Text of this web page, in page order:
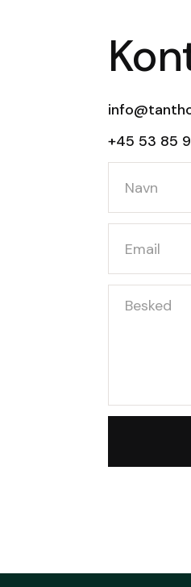
+45 53 85